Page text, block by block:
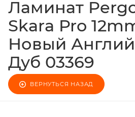
Ламинат
Skara Pro
Новый
Дуб 03369
ВЕРНУТЬСЯ НАЗАД